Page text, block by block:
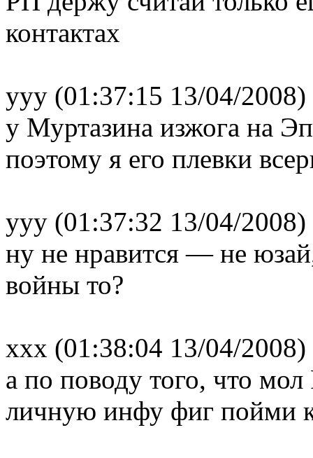
контактах
yyy (01:37:15 13/04/2008)
у Муртазина изжога на
поэтому я его плевки
yyy (01:37:32 13/04/2008)
ну не нравится — не
войны то?
xxx (01:38:04 13/04/2008)
а по поводу того, что
личную инфу фиг пойми